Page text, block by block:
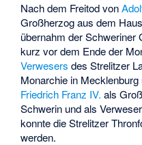
Nach dem Freitod von
Großherzog aus dem
übernahm der Schweriner
kurz vor dem Ende der
Verwesers des Strelitzer
Monarchie in
Friedrich Franz IV. als
Schwerin und als
konnte die Strelitzer
werden.